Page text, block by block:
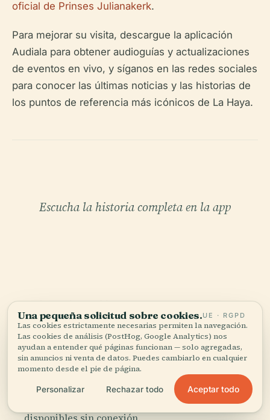
oficial de Prinses Julianakerk.
Para mejorar su visita, descargue la aplicación
Audiala para obtener audioguías y actualizaciones
de eventos en vivo, y síganos en las redes sociales
para conocer las últimas noticias y las historias de
los puntos de referencia más icónicos de La Haya.
Escucha la historia completa en la app
TU CURADOR PERSONAL
Todo Iglesia Princesa
Juliana,
bien contado.
Guías de audio para más de 1.100 ciudades en 96
países. Historia, relatos y conocimiento local —
disponibles sin conexión.
Una pequeña solicitud sobre cookies.UE · RGPD
Las cookies estrictamente necesarias permiten la navegación.
Las cookies de análisis (PostHog, Google Analytics) nos
ayudan a entender qué páginas funcionan — solo agregadas,
sin anuncios ni venta de datos. Puedes cambiarlo en cualquier
momento desde el pie de página.
Personalizar Rechazar todo Aceptar todo